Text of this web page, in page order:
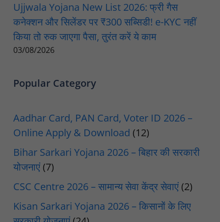
Ujjwala Yojana New List 2026: फ्री गैस
कनेक्शन और सिलेंडर पर ₹300 सब्सिडी! e-KYC नहीं
किया तो रुक जाएगा पैसा, तुरंत करें ये काम
03/08/2026
Popular Category
Aadhar Card, PAN Card, Voter ID 2026 –
Online Apply & Download (12)
Bihar Sarkari Yojana 2026 – बिहार की सरकारी
योजनाएं (7)
CSC Centre 2026 – सामान्य सेवा केंद्र सेवाएं (2)
Kisan Sarkari Yojana 2026 – किसानों के लिए